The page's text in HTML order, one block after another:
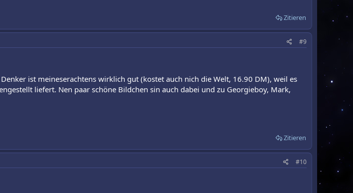
Zitieren
#9
ist meineserachtens wirklich gut (kostet auch nich die Welt, 16.90 DM), weil es
liefert. Nen paar schöne Bildchen sin auch dabei und zu Georgieboy, Mark,
Zitieren
#10